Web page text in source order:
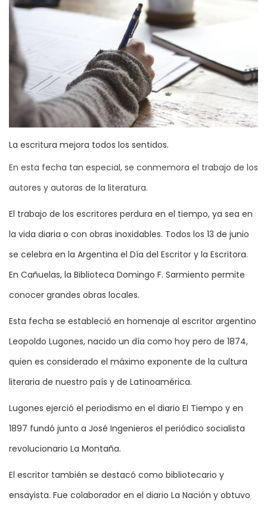
La escritura mejora todos los sentidos.
En esta fecha tan especial, se conmemora el trabajo de los
autores y autoras de la literatura.
El trabajo de los escritores perdura en el tiempo, ya sea en
la vida diaria o con obras inoxidables. Todos los 13 de junio
se celebra en la Argentina el Día del Escritor y la Escritora.
En Cañuelas, la Biblioteca Domingo F. Sarmiento permite
conocer grandes obras locales.
Esta fecha se estableció en homenaje al escritor argentino
Leopoldo Lugones, nacido un día como hoy pero de 1874,
quien es considerado el máximo exponente de la cultura
literaria de nuestro país y de Latinoamérica.
Lugones ejerció el periodismo en el diario El Tiempo y en
1897 fundó junto a José Ingenieros el periódico socialista
revolucionario La Montaña.
El escritor también se destacó como bibliotecario y
ensayista. Fue colaborador en el diario La Nación y obtuvo